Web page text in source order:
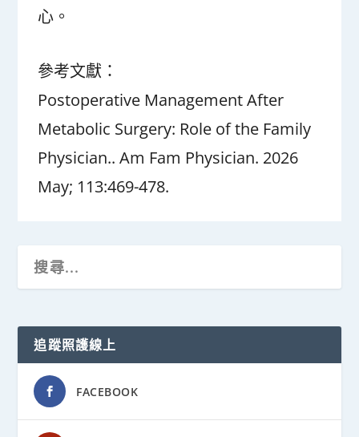
心。
參考文獻：
Postoperative Management After
Metabolic Surgery: Role of the Family
Physician.. Am Fam Physician. 2026
May; 113:469-478.
追蹤照護線上
FACEBOOK